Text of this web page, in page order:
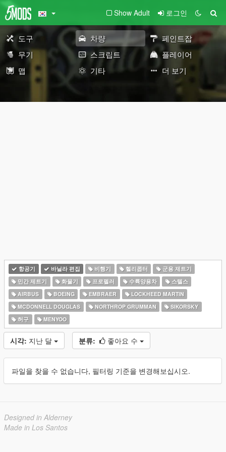
Show Adult 로그인
도구 차량
페인트잡
무기
스크립트
플레이어
맵
기타 더 보기
항공기 바닐라 편집 비행기 헬리콥터
군용 제트기
민간 제트기
화물기 프로펠러 수륙양용차
스텔스
AIRBUS
BOEING EMBRAER
LOCKHEED MARTIN
MCDONNELL DOUGLAS
NORTHROP GRUMMAN
SIKORSKY
허구
MENYOO
시각: 지난 달 분류: 좋아요 수
파일을 찾을 수 없습니다, 필터링 기준을 변경해보십시오.
Designed in Alderney
Made in Los Santos